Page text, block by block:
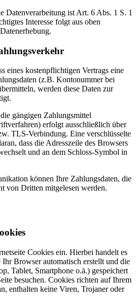
Datenverarbeitung ist Art. 6 Abs. 1 S. 1
Interesse folgt aus oben
eines kostenpflichtigen Vertrags eine
(z.B. Kontonummer bei
werden diese Daten zur
gängigen Zahlungsmittel
erfolgt ausschließlich über
TLS-Verbindung. Eine verschlüsselte
dass die Adresszeile des Browsers
und an dem Schloss-Symbol in
können Ihre Zahlungsdaten, die
von Dritten mitgelesen werden.
Cookies ein. Hierbei handelt es
Browser automatisch erstellt und die
Tablet, Smartphone o.ä.) gespeichert
besuchen. Cookies richten auf Ihrem
enthalten keine Viren, Trojaner oder